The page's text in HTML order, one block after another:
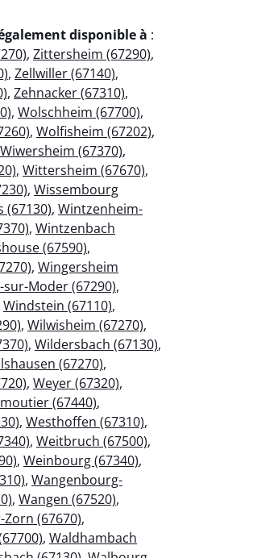
disponible à :
, Zittersheim (67290),
, Zellwiller (67140),
, Zehnacker (67310),
, Wolschheim (67700),
, Wolfisheim (67202),
Wiwersheim (67370),
, Wittersheim (67670),
, Wissembourg
(67130), Wintzenheim-
, Wintzenbach
(67590),
, Wingersheim
sur-Moder (67290),
Windstein (67110),
, Wilwisheim (67270),
, Wildersbach (67130),
(67270),
, Weyer (67320),
(67440),
, Westhoffen (67310),
, Weitbruch (67500),
, Weinbourg (67340),
, Wangenbourg-
, Wangen (67520),
(67670),
, Waldhambach